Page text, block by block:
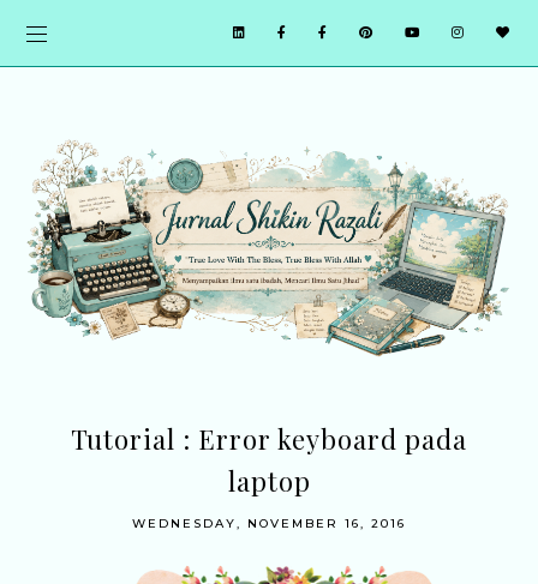
Tutorial : Error keyboard pada
laptop
WEDNESDAY, NOVEMBER 16, 2016